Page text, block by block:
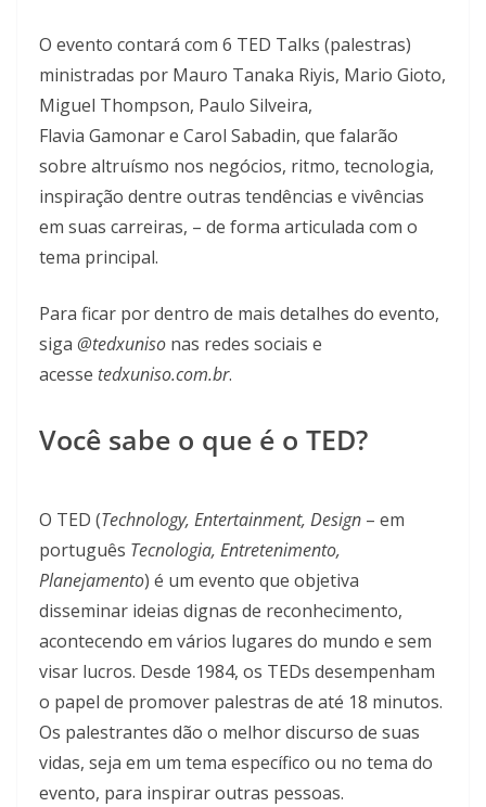
O evento contará com 6 TED Talks (palestras)
ministradas por Mauro Tanaka Riyis, Mario Gioto,
Miguel Thompson, Paulo Silveira,
Flavia Gamonar e Carol Sabadin, que falarão
sobre altruísmo nos negócios, ritmo, tecnologia,
inspiração dentre outras tendências e vivências
em suas carreiras, – de forma articulada com o
tema principal.
Para ficar por dentro de mais detalhes do evento,
siga @tedxuniso nas redes sociais e
acesse tedxuniso.com.br.
Você sabe o que é o TED?
O TED (Technology, Entertainment, Design – em
português Tecnologia, Entretenimento,
Planejamento) é um evento que objetiva
disseminar ideias dignas de reconhecimento,
acontecendo em vários lugares do mundo e sem
visar lucros. Desde 1984, os TEDs desempenham
o papel de promover palestras de até 18 minutos.
Os palestrantes dão o melhor discurso de suas
vidas, seja em um tema específico ou no tema do
evento, para inspirar outras pessoas.